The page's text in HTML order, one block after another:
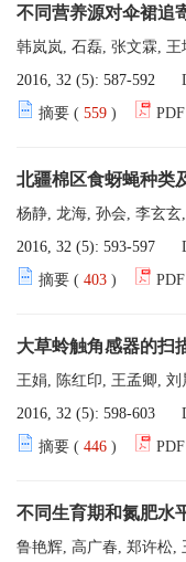
不同营养源对伞裙追
韩岚岚, 石磊, 张文霖,
2016, 32 (5): 587-592
摘要 ( 559 )
北疆棉区食蚜蝇种类
杨静, 龙海, 孙会, 李玄
2016, 32 (5): 593-597
摘要 ( 403 )
大草蛉触角感器的扫
王娟, 陈红印, 王孟卿,
2016, 32 (5): 598-603
摘要 ( 446 )
不同生育期和氮肥水
鲁艳辉, 高广春, 郑许松,